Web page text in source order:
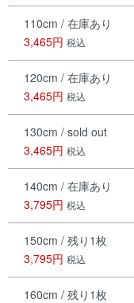
110cm / 在庫あり
3,465円 税込
120cm / 在庫あり
3,465円 税込
130cm / sold out
3,465円 税込
140cm / 在庫あり
3,795円 税込
150cm / 残り1枚
3,795円 税込
160cm / 残り1枚